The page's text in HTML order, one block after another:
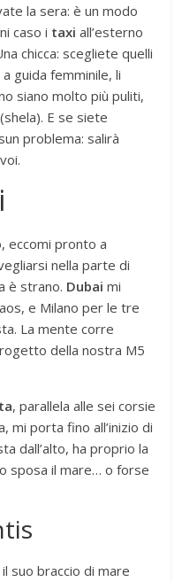
la sera: è un modo
caso i taxi all’esterno
chicca: scegliete quelli
guida femminile, li
siano molto più puliti,
E se siete
problema: salirà
eccomi pronto a
nella parte di
è strano. Dubai mi
e Milano per le tre
La mente corre
della nostra M5
, parallela alle sei corsie
mi porta fino all’inizio di
dall’alto, ha proprio la
sposa il mare… o forse
suo braccio di mare